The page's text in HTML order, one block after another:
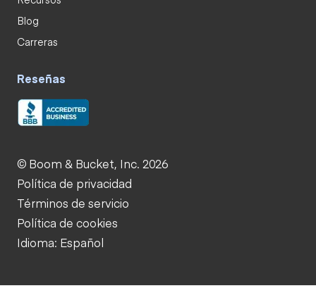
Blog
Carreras
Reseñas
© Boom & Bucket, Inc. 2026
Política de privacidad
Términos de servicio
Política de cookies
Idioma: Español